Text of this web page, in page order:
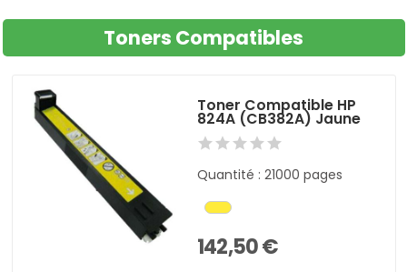
Toners Compatibles
Toner Compatible HP
824A (CB382A) Jaune
Quantité : 21000 pages
142,50 €